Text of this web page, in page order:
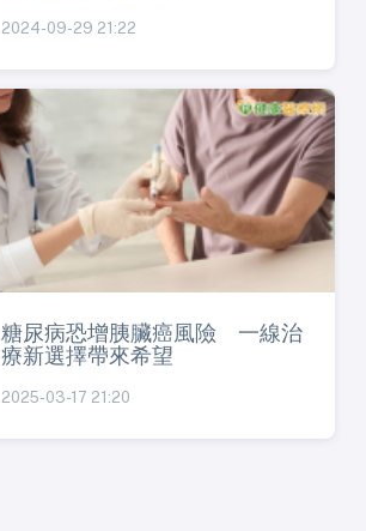
2024-09-29 21:22
糖尿病恐增胰臟癌風險 一線治
療新選擇帶來希望
2025-03-17 21:20